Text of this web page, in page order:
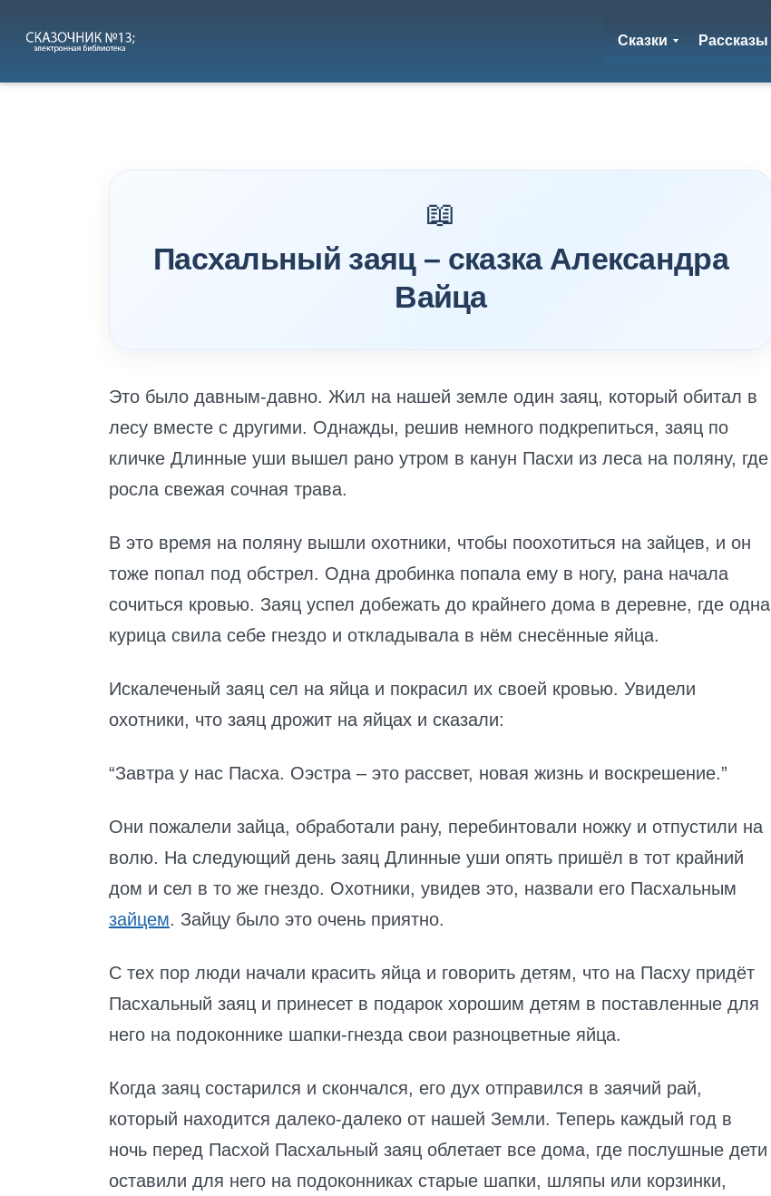
Сказки Рассказы
Пасхальный заяц – сказка Александра
Вайца
Это было давным-давно. Жил на нашей земле один заяц, который обитал в
лесу вместе с другими. Однажды, решив немного подкрепиться, заяц по
кличке Длинные уши вышел рано утром в канун Пасхи из леса на поляну, где
росла свежая сочная трава.
В это время на поляну вышли охотники, чтобы поохотиться на зайцев, и он
тоже попал под обстрел. Одна дробинка попала ему в ногу, рана начала
сочиться кровью. Заяц успел добежать до крайнего дома в деревне, где одна
курица свила себе гнездо и откладывала в нём снесённые яйца.
Искалеченый заяц сел на яйца и покрасил их своей кровью. Увидели
охотники, что заяц дрожит на яйцах и сказали:
“Завтра у нас Пасха. Оэстра – это рассвет, новая жизнь и воскрешение.”
Они пожалели зайца, обработали рану, перебинтовали ножку и отпустили на
волю. На следующий день заяц Длинные уши опять пришёл в тот крайний
дом и сел в то же гнездо. Охотники, увидев это, назвали его Пасхальным
зайцем. Зайцу было это очень приятно.
С тех пор люди начали красить яйца и говорить детям, что на Пасху придёт
Пасхальный заяц и принесет в подарок хорошим детям в поставленные для
него на подоконнике шапки-гнезда свои разноцветные яйца.
Когда заяц состарился и скончался, его дух отправился в заячий рай,
который находится далеко-далеко от нашей Земли. Теперь каждый год в
ночь перед Пасхой Пасхальный заяц облетает все дома, где послушные дети
оставили для него на подоконниках старые шапки, шляпы или корзинки,